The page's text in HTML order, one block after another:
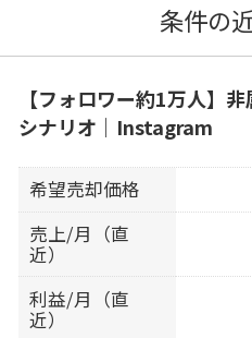
条件の
【フォロワー約1万人】
シナリオ｜Instagram
希望売却価格
売上/月（直
近）
利益/月（直
近）